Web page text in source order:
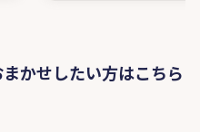
かせしたい方はこちら